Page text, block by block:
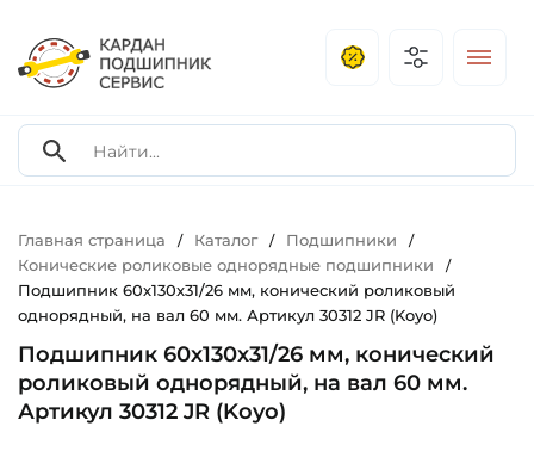
Главная страница / Каталог / Подшипники /
Конические роликовые однорядные подшипники /
Подшипник 60х130х31/26 мм, конический роликовый
однорядный, на вал 60 мм. Артикул 30312 JR (Koyo)
Подшипник 60х130х31/26 мм, конический
роликовый однорядный, на вал 60 мм.
Артикул 30312 JR (Koyo)